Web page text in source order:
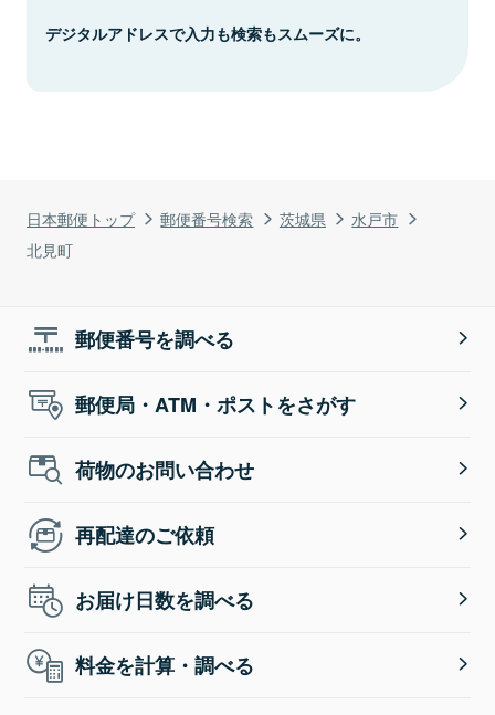
日本郵便トップ 郵便番号検索 茨城県
水戸市
北見町
デジタルアドレスで入力も検索もスムーズに。
郵便番号を調べる
郵便局・ATM・ポストをさがす
荷物のお問い合わせ
再配達のご依頼
お届け日数を調べる
料金を計算・調べる